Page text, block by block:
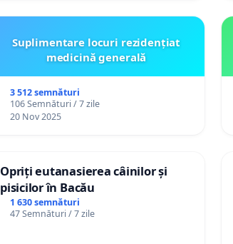
Suplimentare locuri rezidențiat
medicină generală
3 512 semnături
106 Semnături / 7 zile
20 Nov 2025
Opriți eutanasierea câinilor și
pisicilor în Bacău
1 630 semnături
47 Semnături / 7 zile